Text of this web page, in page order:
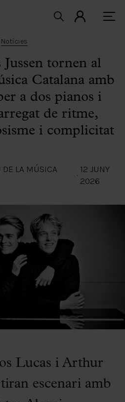
Notícies
Jussen tornen al
Catalana amb
a dos pianos i
de ritme,
i complicitat
DE LA MÚSICA
·
12 JUNY
2026
Lucas i Arthur
escenari amb